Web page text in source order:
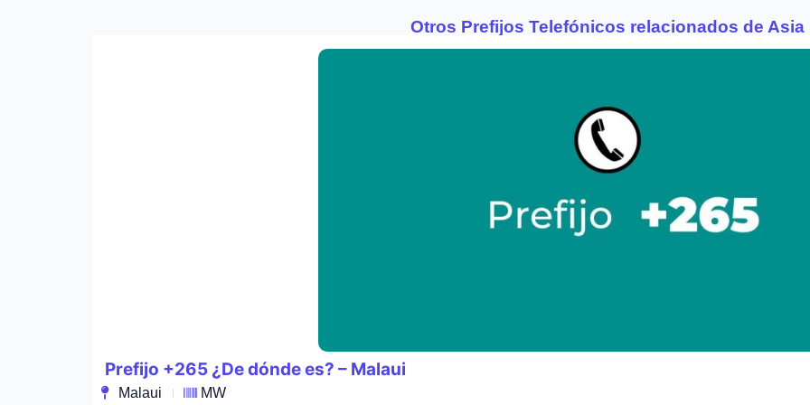
Otros Prefijos Telefónicos relacionados de Asia
Prefijo +265 ¿De dónde es? – Malaui
Malaui MW